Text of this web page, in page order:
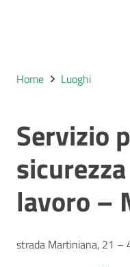
Home Luoghi
Servizio
lavoro –
strada Martiniana, 21 –